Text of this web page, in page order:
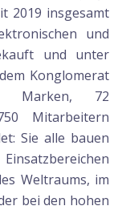
2019 insgesamt
und
und unter
Konglomerat
72
Mitarbeitern
Sie alle bauen
Weltraums, im
bei den hohen